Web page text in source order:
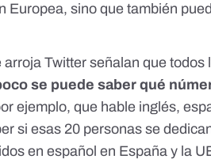
Europea, sino que también
Twitter señalan que todos
se puede saber qué
ejemplo, que hable inglés,
si esas 20 personas se
en español en España y la